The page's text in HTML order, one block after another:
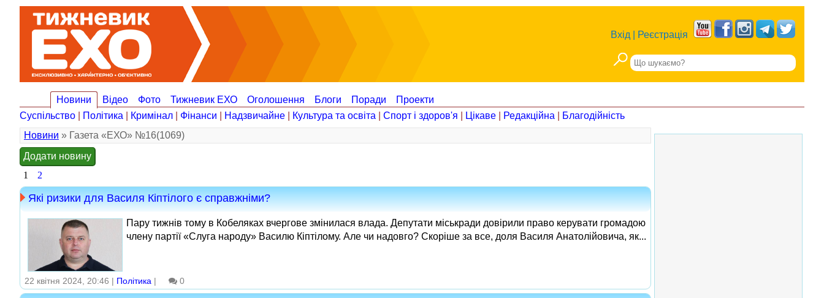
Вхід Реєстрація
Новини Відео Фото Тижневик ЕХО Оголошення Блоги Поради
Проекти
Суспільство
Політика Кримінал Фінанси Надзвичайне Культура та освіта Спорт і здоров'я Цікаве Редакційна
Благодійність
Новини » Газета «ЕХО» №16(1069)
Додати новину
1
2
Які ризики для Василя Кіптілого є справжніми?
Пару тижнів тому в Кобеляках вчергове змінилася влада. Депутати міськради довірили право керувати громадою
члену партії «Слуга народу» Василю Кіптілому. Але чи надовго? Скоріше за все, доля Василя Анатолійовича, як...
22 квітня 2024, 20:46 | Політика | 0